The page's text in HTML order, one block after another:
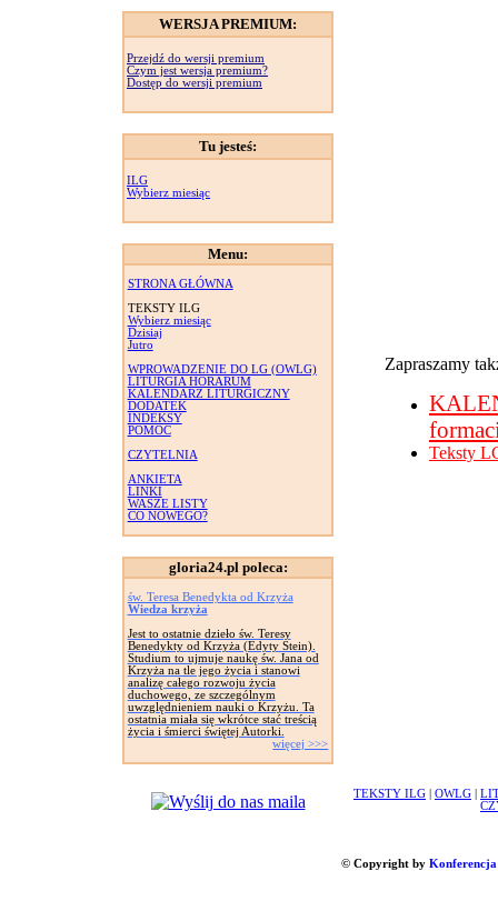
WERSJA PREMIUM:
Przejdź do wersji premium
Czym jest wersja premium?
Dostęp do wersji premium
Tu jesteś:
ILG
Wybierz miesiąc
Menu:
STRONA GŁÓWNA
TEKSTY ILG
Wybierz miesiąc
Dzisiaj
Jutro
WPROWADZENIE DO LG (OWLG)
LITURGIA HORARUM
KALENDARZ LITURGICZNY
DODATEK
INDEKSY
POMOC
CZYTELNIA
ANKIETA
LINKI
WASZE LISTY
CO NOWEGO?
gloria24.pl poleca:
św. Teresa Benedykta od Krzyża
Wiedza krzyża
Jest to ostatnie dzieło św. Teresy
Benedykty od Krzyża (Edyty Stein).
Studium to ujmuje naukę św. Jana od
Krzyża na tle jego życia i stanowi
analizę całego rozwoju życia
duchowego, ze szczególnym
uwzględnieniem nauki o Krzyżu. Ta
ostatnia miała się wkrótce stać treścią
życia i śmierci świętej Autorki.
więcej >>>
Zapraszamy
Teksty
TEKSTY ILG OWLG
© Copyright by Konferencja